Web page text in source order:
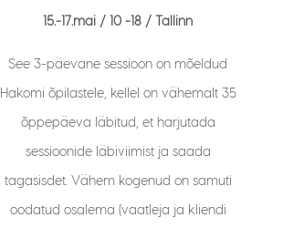
15.-17.mai / 10 -18 / Tallinn
See 3-päevane sessioon on mõeldud
Hakomi õpilastele, kellel on vähemalt 35
õppepäeva läbitud, et harjutada
sessioonide läbiviimist ja saada
tagasisdet. Vähem kogenud on samuti
oodatud osalema (vaatleja ja kliendi